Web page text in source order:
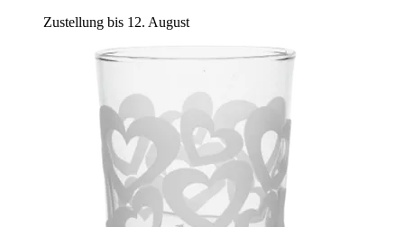
Zustellung bis 12. August